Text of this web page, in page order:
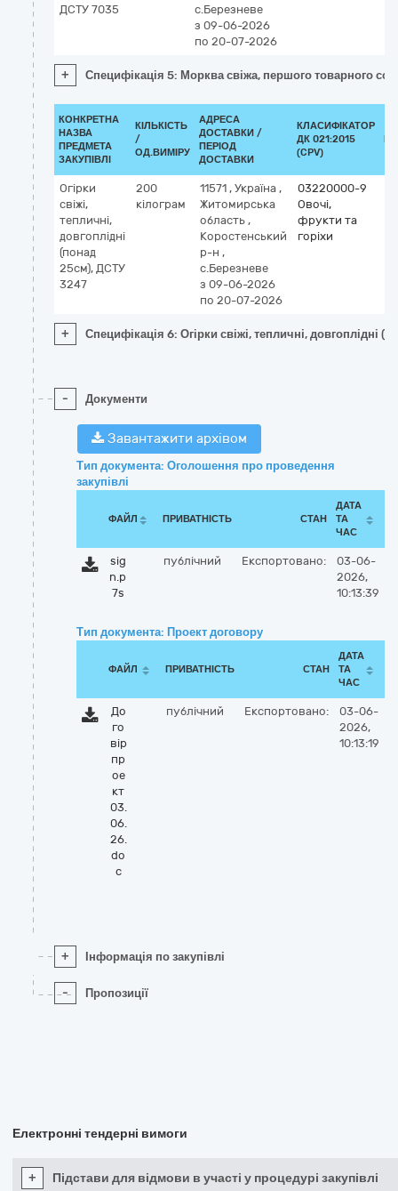
ДСТУ 7035
с.Березневе
з 09-06-2026
по 20-07-2026
+ Специфікація 5: Морква свіжа, першого товарного
КОНКРЕТНА
НАЗВА
ПРЕДМЕТА
ЗАКУПІВЛІ
КІЛЬКІСТЬ
/
ОД.ВИМІРУ
АДРЕСА
ДОСТАВКИ /
ПЕРІОД
ДОСТАВКИ
КЛАСИФІКАТОР
ДК 021:2015
(CPV)
Огірки
свіжі,
тепличні,
довгоплідні
(понад
25см), ДСТУ
3247
200
кілограм
11571 , Україна ,
Житомирська
область ,
Коростенський
р-н ,
с.Березневе
з 09-06-2026
по 20-07-2026
03220000-9
Овочі,
фрукти та
горіхи
+ Специфікація 6: Огірки свіжі, тепличні, довгоплідні
- Документи
Завантажити архівом
Тип документа: Оголошення про проведення
закупівлі
ФАЙЛ ПРИВАТНІСТЬ СТАН
ДАТА
ТА
ЧАС
sig
n.p
7s
публічний Експортовано:
03-06-
2026,
10:13:39
Тип документа: Проект договору
ФАЙЛ ПРИВАТНІСТЬ СТАН
ДАТА
ТА
ЧАС
До
го
вір
пр
ое
кт
03.
06.
26.
do
c
публічний Експортовано:
03-06-
2026,
10:13:19
+ Інформація по закупівлі
- Пропозиції
Електронні тендерні вимоги
+ Підстави для відмови в участі у процедурі закупівлі